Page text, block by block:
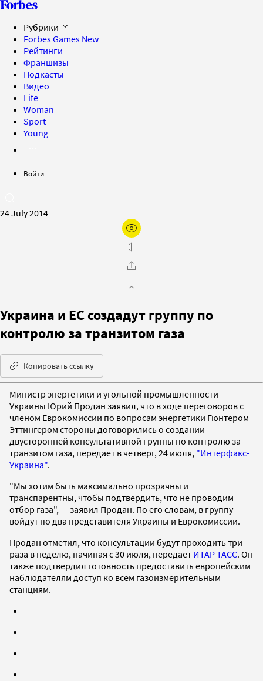
Рубрики
Forbes Games New
Рейтинги
Франшизы
Подкасты
Видео
Life
Woman
Sport
Young
Войти
24 July 2014
Украина и ЕС создадут группу по
контролю за транзитом газа
Копировать ссылку
Министр энергетики и угольной промышленности
Украины Юрий Продан заявил, что в ходе переговоров с
членом Еврокомиссии по вопросам энергетики Гюнтером
Эттингером стороны договорились о создании
двусторонней консультативной группы по контролю за
транзитом газа, передает в четверг, 24 июля, "Интерфакс-
Украина".
"Мы хотим быть максимально прозрачны и
транспарентны, чтобы подтвердить, что не проводим
отбор газа", — заявил Продан. По его словам, в группу
войдут по два представителя Украины и Еврокомиссии.
Продан отметил, что консультации будут проходить три
раза в неделю, начиная с 30 июля, передает ИТАР-ТАСС. Он
также подтвердил готовность предоставить европейским
наблюдателям доступ ко всем газоизмерительным
станциям.